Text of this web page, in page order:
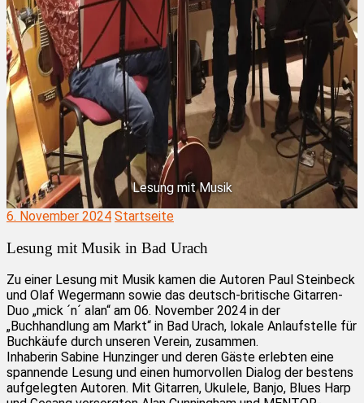
Lesung mit Musik
6. November 2024 Startseite
Lesung mit Musik in Bad Urach
Zu einer Lesung mit Musik kamen die Autoren Paul Steinbeck
und Olaf Wegermann sowie das deutsch-britische Gitarren-
Duo „mick ´n´ alan“ am 06. November 2024 in der
„Buchhandlung am Markt“ in Bad Urach, lokale Anlaufstelle für
Buchkäufe durch unseren Verein, zusammen.
Inhaberin Sabine Hunzinger und deren Gäste erlebten eine
spannende Lesung und einen humorvollen Dialog der bestens
aufgelegten Autoren. Mit Gitarren, Ukulele, Banjo, Blues Harp